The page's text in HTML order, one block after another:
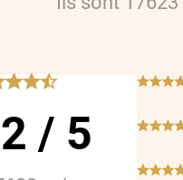
*****
/ 5